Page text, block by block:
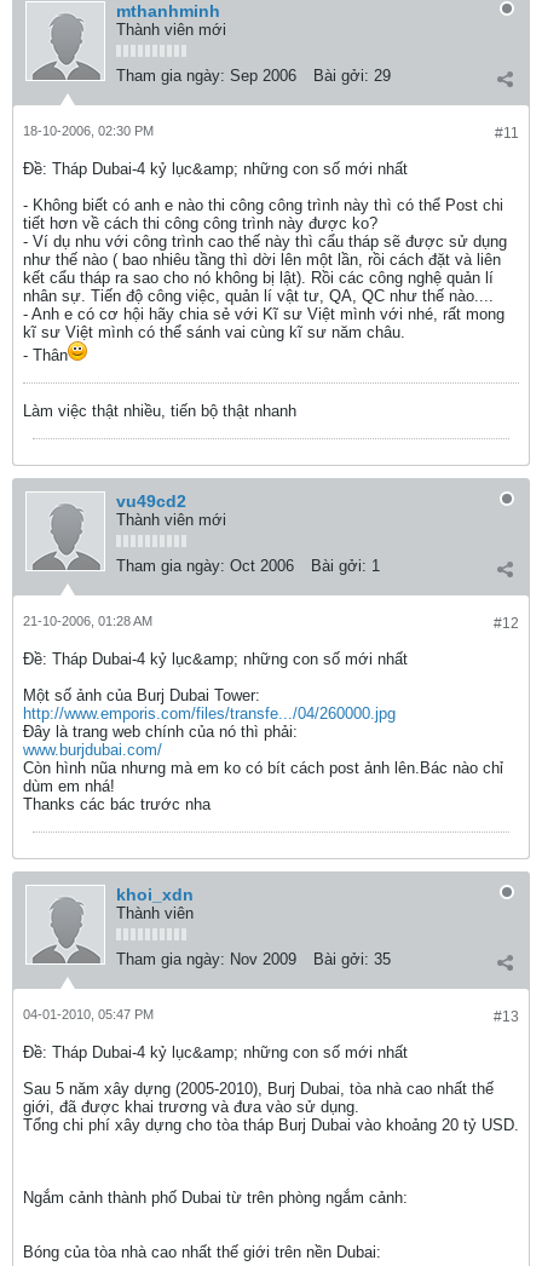
mthanhminh
Thành viên mới
Tham gia ngày: Sep 2006 Bài gởi: 29
#11
18-10-2006, 02:30 PM
Ðề: Tháp Dubai-4 kỷ lục&amp; những con số mới nhất
- Không biết có anh e nào thi công công trình này thì có thể Post chi
tiết hơn về cách thi công công trình này được ko?
- Ví dụ nhu với công trình cao thế này thì cẩu tháp sẽ được sử dụng
như thế nào ( bao nhiêu tầng thì dời lên một lần, rồi cách đặt và liên
kết cẩu tháp ra sao cho nó không bị lật). Rồi các công nghệ quản lí
nhân sự. Tiến độ công việc, quản lí vật tư, QA, QC như thế nào....
- Anh e có cơ hội hãy chia sẻ với Kĩ sư Việt mình với nhé, rất mong
kĩ sư Việt mình có thể sánh vai cùng kĩ sư năm châu.
- Thân
Làm việc thật nhiều, tiến bộ thật nhanh
vu49cd2
Thành viên mới
Tham gia ngày: Oct 2006 Bài gởi: 1
#12
21-10-2006, 01:28 AM
Ðề: Tháp Dubai-4 kỷ lục&amp; những con số mới nhất
Một số ảnh của Burj Dubai Tower:
http://www.emporis.com/files/transfe.../04/260000.jpg
Đây là trang web chính của nó thì phải:
www.burjdubai.com/
Còn hình nũa nhưng mà em ko có bít cách post ảnh lên.Bác nào chỉ
dùm em nhá!
Thanks các bác trước nha
khoi_xdn
Thành viên
Tham gia ngày: Nov 2009 Bài gởi: 35
#13
04-01-2010, 05:47 PM
Ðề: Tháp Dubai-4 kỷ lục&amp; những con số mới nhất
Sau 5 năm xây dựng (2005-2010), Burj Dubai, tòa nhà cao nhất thế
giới, đã được khai trương và đưa vào sử dụng.
Tổng chi phí xây dựng cho tòa tháp Burj Dubai vào khoảng 20 tỷ USD.
Ngắm cảnh thành phố Dubai từ trên phòng ngắm cảnh:
Bóng của tòa nhà cao nhất thế giới trên nền Dubai: